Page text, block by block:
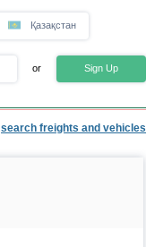
Қазақстан
or Sign Up
search freights and vehicles